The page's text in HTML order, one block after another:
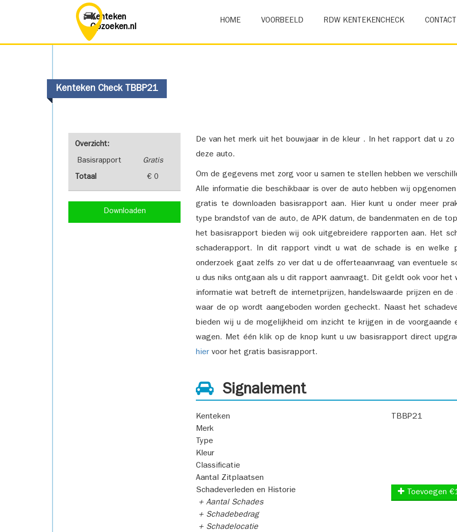
Kenteken
Opzoeken.nl
HOME VOORBEELD RDW KENTEKENCHECK CONTACT
Kenteken Check TBBP21
Overzicht:
Basisrapport Gratis
Totaal € 0
Downloaden
De van het merk uit het bouwjaar in de kleur . In het rapport dat u
deze auto.
Om de gegevens met zorg voor u samen te stellen hebben we
Alle informatie die beschikbaar is over de auto hebben wij
gratis te downloaden basisrapport aan. Hier kunt u onder meer
type brandstof van de auto, de APK datum, de bandenmaten en de
het basisrapport bieden wij ook uitgebreidere rapporten aan. Het
schaderapport. In dit rapport vindt u wat de schade is en welke
onderzoek gaat zelfs zo ver dat u de offerteaanvraag van eventuele
u dus niks ontgaan als u dit rapport aanvraagt. Dit geldt ook voor
informatie wat betreft de internetprijzen, handelswaarde prijzen en
waar de op wordt aangeboden worden gecheckt. Naast het
bieden wij u de mogelijkheid om inzicht te krijgen in de voorgaande
wagen. Met één klik op de knop kunt u uw basisrapport direct
hier voor het gratis basisrapport.
Signalement
Kenteken
TBBP21
Merk
Type
Kleur
Classificatie
Aantal Zitplaatsen
Schadeverleden en Historie
+ Aantal Schades
+ Schadebedrag
+ Schadelocatie
Toevoegen